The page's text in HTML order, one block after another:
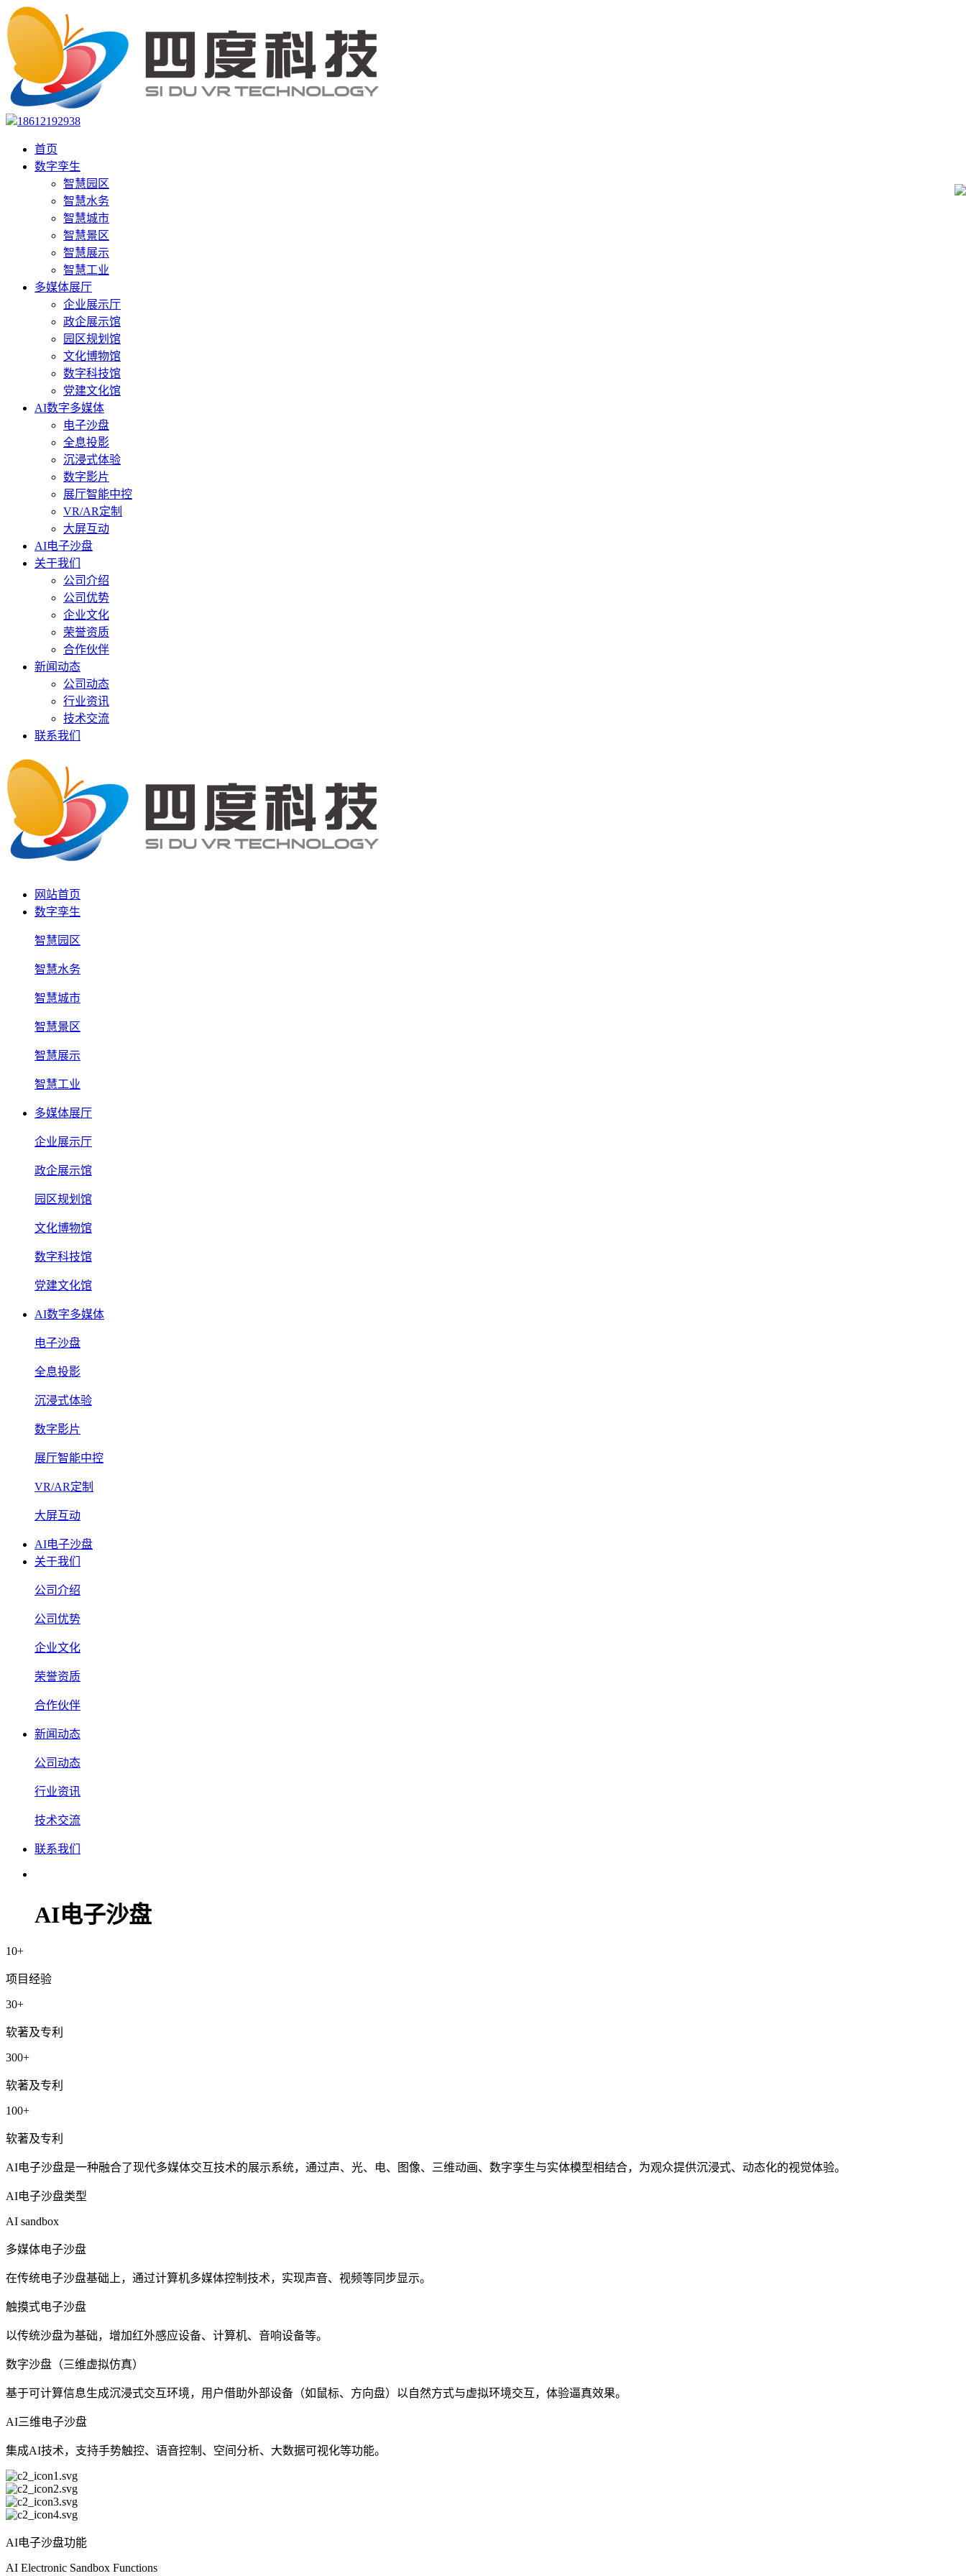
18612192938
首页
数字孪生
智慧园区
智慧水务
智慧城市
智慧景区
智慧展示
智慧工业
多媒体展厅
企业展示厅
政企展示馆
园区规划馆
文化博物馆
数字科技馆
党建文化馆
AI数字多媒体
电子沙盘
全息投影
沉浸式体验
数字影片
展厅智能中控
VR/AR定制
大屏互动
AI电子沙盘
关于我们
公司介绍
公司优势
企业文化
荣誉资质
合作伙伴
新闻动态
公司动态
行业资讯
技术交流
联系我们
网站首页
数字孪生
智慧园区
智慧水务
智慧城市
智慧景区
智慧展示
智慧工业
多媒体展厅
企业展示厅
政企展示馆
园区规划馆
文化博物馆
数字科技馆
党建文化馆
AI数字多媒体
电子沙盘
全息投影
沉浸式体验
数字影片
展厅智能中控
VR/AR定制
大屏互动
AI电子沙盘
关于我们
公司介绍
公司优势
企业文化
荣誉资质
合作伙伴
新闻动态
公司动态
行业资讯
技术交流
联系我们
AI电子沙盘
10+
项目经验
30+
软著及专利
300+
软著及专利
100+
软著及专利
AI电子沙盘是一种融合了现代多媒体交互技术的展示系统，通过声、光、电、图像、三维动画、数字孪生与实体模型相结合，为观众提供沉浸式、动态化的视觉体验。
AI电子沙盘类型
AI sandbox
多媒体电子沙盘
在传统电子沙盘基础上，通过计算机多媒体控制技术，实现声音、视频等同步显示。
触摸式电子沙盘
以传统沙盘为基础，增加红外感应设备、计算机、音响设备等。
数字沙盘（三维虚拟仿真）
基于可计算信息生成沉浸式交互环境，用户借助外部设备（如鼠标、方向盘）以自然方式与虚拟环境交互，体验逼真效果。
AI三维电子沙盘
集成AI技术，支持手势触控、语音控制、空间分析、大数据可视化等功能。
AI电子沙盘功能
AI Electronic Sandbox Functions